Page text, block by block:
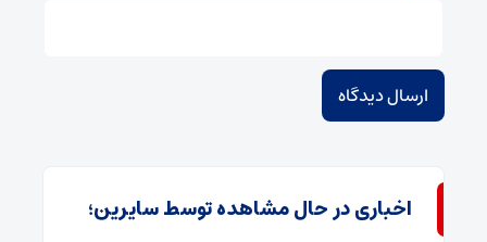
اخباری در حال مشاهده توسط سایرین؛